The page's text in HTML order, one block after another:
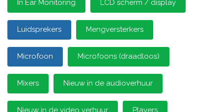
In Ear Monitoring LCD scherm / display
Luidsprekers Mengversterkers
Microfoon Microfoons (draadloos)
Mixers Nieuw in de audioverhuur
Nieuw in de video verhuur Players